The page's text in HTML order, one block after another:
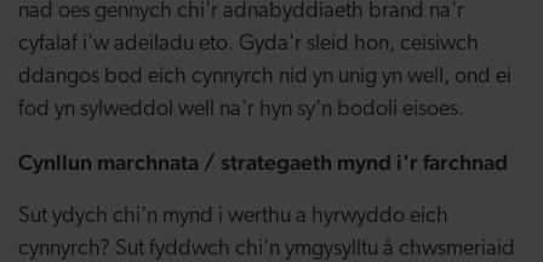
nad oes gennych chi'r adnabyddiaeth brand na'r
cyfalaf i'w adeiladu eto. Gyda'r sleid hon, ceisiwch
ddangos bod eich cynnyrch nid yn unig yn well, ond ei
fod yn sylweddol well na'r hyn sy'n bodoli eisoes.
Cynllun marchnata / strategaeth mynd i'r farchnad
Sut ydych chi'n mynd i werthu a hyrwyddo eich
cynnyrch? Sut fyddwch chi'n ymgysylltu â chwsmeriaid